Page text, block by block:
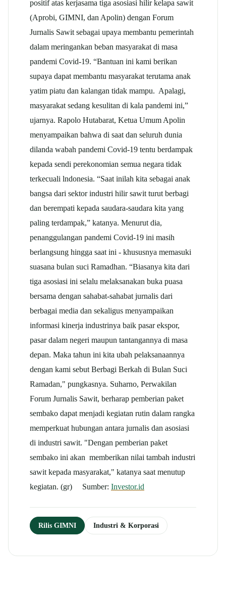
positif atas kerjasama tiga asosiasi hilir kelapa sawit
(Aprobi, GIMNI, dan Apolin) dengan Forum
Jurnalis Sawit sebagai upaya membantu pemerintah
dalam meringankan beban masyarakat di masa
pandemi Covid-19. “Bantuan ini kami berikan
supaya dapat membantu masyarakat terutama anak
yatim piatu dan kalangan tidak mampu. Apalagi,
masyarakat sedang kesulitan di kala pandemi ini,”
ujarnya. Rapolo Hutabarat, Ketua Umum Apolin
menyampaikan bahwa di saat dan seluruh dunia
dilanda wabah pandemi Covid-19 tentu berdampak
kepada sendi perekonomian semua negara tidak
terkecuali lndonesia. “Saat inilah kita sebagai anak
bangsa dari sektor industri hilir sawit turut berbagi
dan berempati kepada saudara-saudara kita yang
paling terdampak,” katanya. Menurut dia,
penanggulangan pandemi Covid-19 ini masih
berlangsung hingga saat ini - khususnya memasuki
suasana bulan suci Ramadhan. “Biasanya kita dari
tiga asosiasi ini selalu melaksanakan buka puasa
bersama dengan sahabat-sahabat jurnalis dari
berbagai media dan sekaligus menyampaikan
informasi kinerja industrinya baik pasar ekspor,
pasar dalam negeri maupun tantangannya di masa
depan. Maka tahun ini kita ubah pelaksanaannya
dengan kami sebut Berbagi Berkah di Bulan Suci
Ramadan," pungkasnya. Suharno, Perwakilan
Forum Jurnalis Sawit, berharap pemberian paket
sembako dapat menjadi kegiatan rutin dalam rangka
memperkuat hubungan antara jurnalis dan asosiasi
di industri sawit. "Dengan pemberian paket
sembako ini akan memberikan nilai tambah industri
sawit kepada masyarakat," katanya saat menutup
kegiatan. (gr) Sumber: Investor.id
Rilis GIMNI Industri & Korporasi